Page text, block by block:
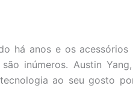
há anos e os
inúmeros. Austin
ao seu gosto